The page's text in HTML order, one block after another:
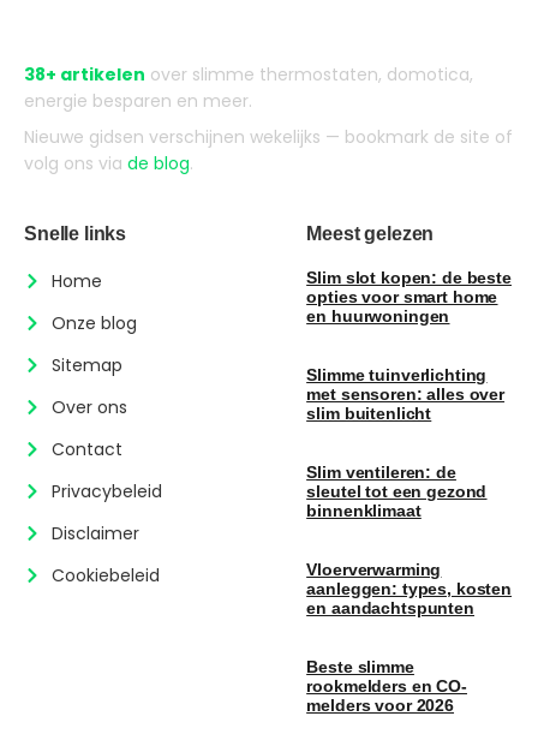
38+ artikelen over slimme thermostaten, domotica,
energie besparen en meer.
Nieuwe gidsen verschijnen wekelijks — bookmark de site of
volg ons via de blog.
Snelle links
Home
Onze blog
Sitemap
Over ons
Contact
Privacybeleid
Disclaimer
Cookiebeleid
Meest gelezen
Slim slot kopen: de beste
opties voor smart home
en huurwoningen
Slimme tuinverlichting
met sensoren: alles over
slim buitenlicht
Slim ventileren: de
sleutel tot een gezond
binnenklimaat
Vloerverwarming
aanleggen: types, kosten
en aandachtspunten
Beste slimme
rookmelders en CO-
melders voor 2026